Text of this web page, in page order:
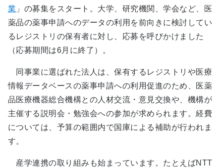
業 」の募集をスタート。大学、研究機関、学会など、医
薬品の薬事申請へのデータの利用を前向きに検討してい
るレジストリの保有者に対し、応募を呼びかけました
（応募期間は6月に終了）。
同事業に選ばれた法人は、保有するレジストリや医療
情報データベースの薬事申請への利用促進のため、医薬
品医療機器総合機構との人材交流・意見交換や、機構が
主催する説明会・勉強会への参加が求められます。経費
については、予算の範囲内で国庫による補助が行われま
す。
産学連携の取り組みも始まっています。たとえばNTT